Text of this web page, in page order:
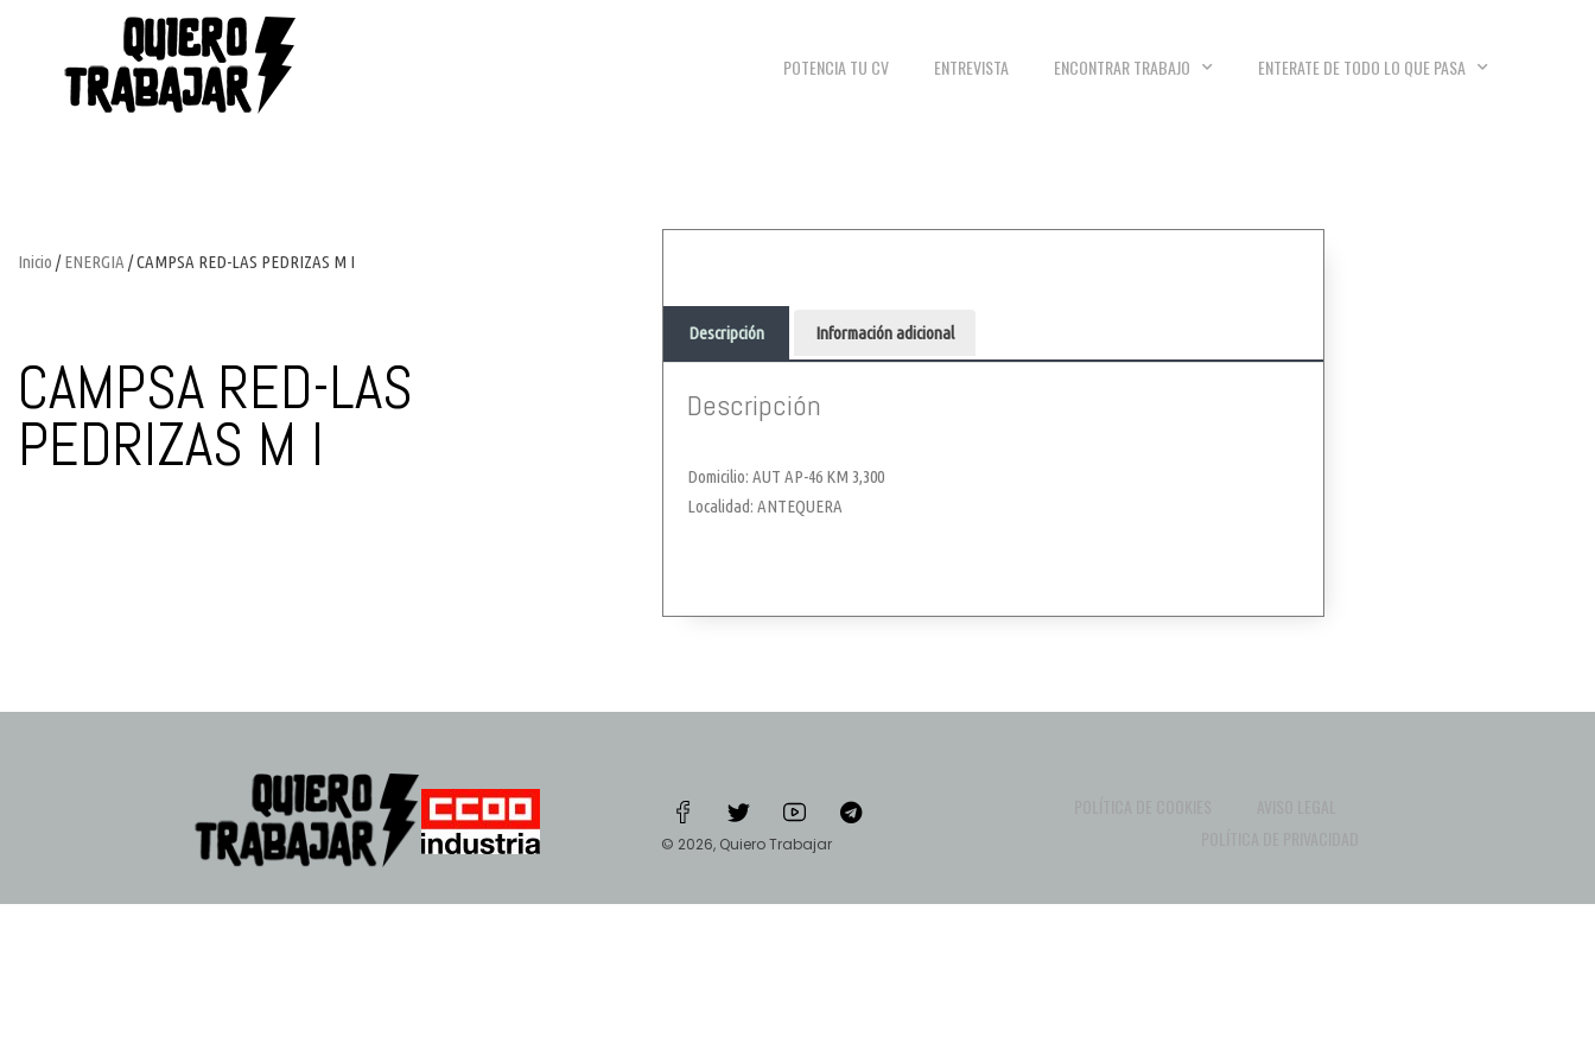
POTENCIA TU CV ENTREVISTA ENCONTRAR TRABAJO ENTERATE DE TODO LO QUE PASA
Inicio /ENERGIA / CAMPSA RED-LAS PEDRIZAS M I
CAMPSA RED-LAS
PEDRIZAS M I
Descripción Información adicional
Descripción
Domicilio: AUT AP-46 KM 3,300
Localidad: ANTEQUERA
© 2026, Quiero Trabajar